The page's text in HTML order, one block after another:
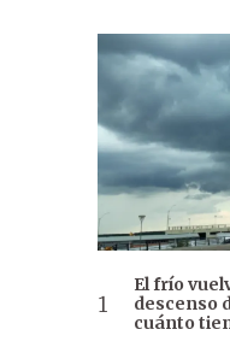
El frío
descenso
cuánto